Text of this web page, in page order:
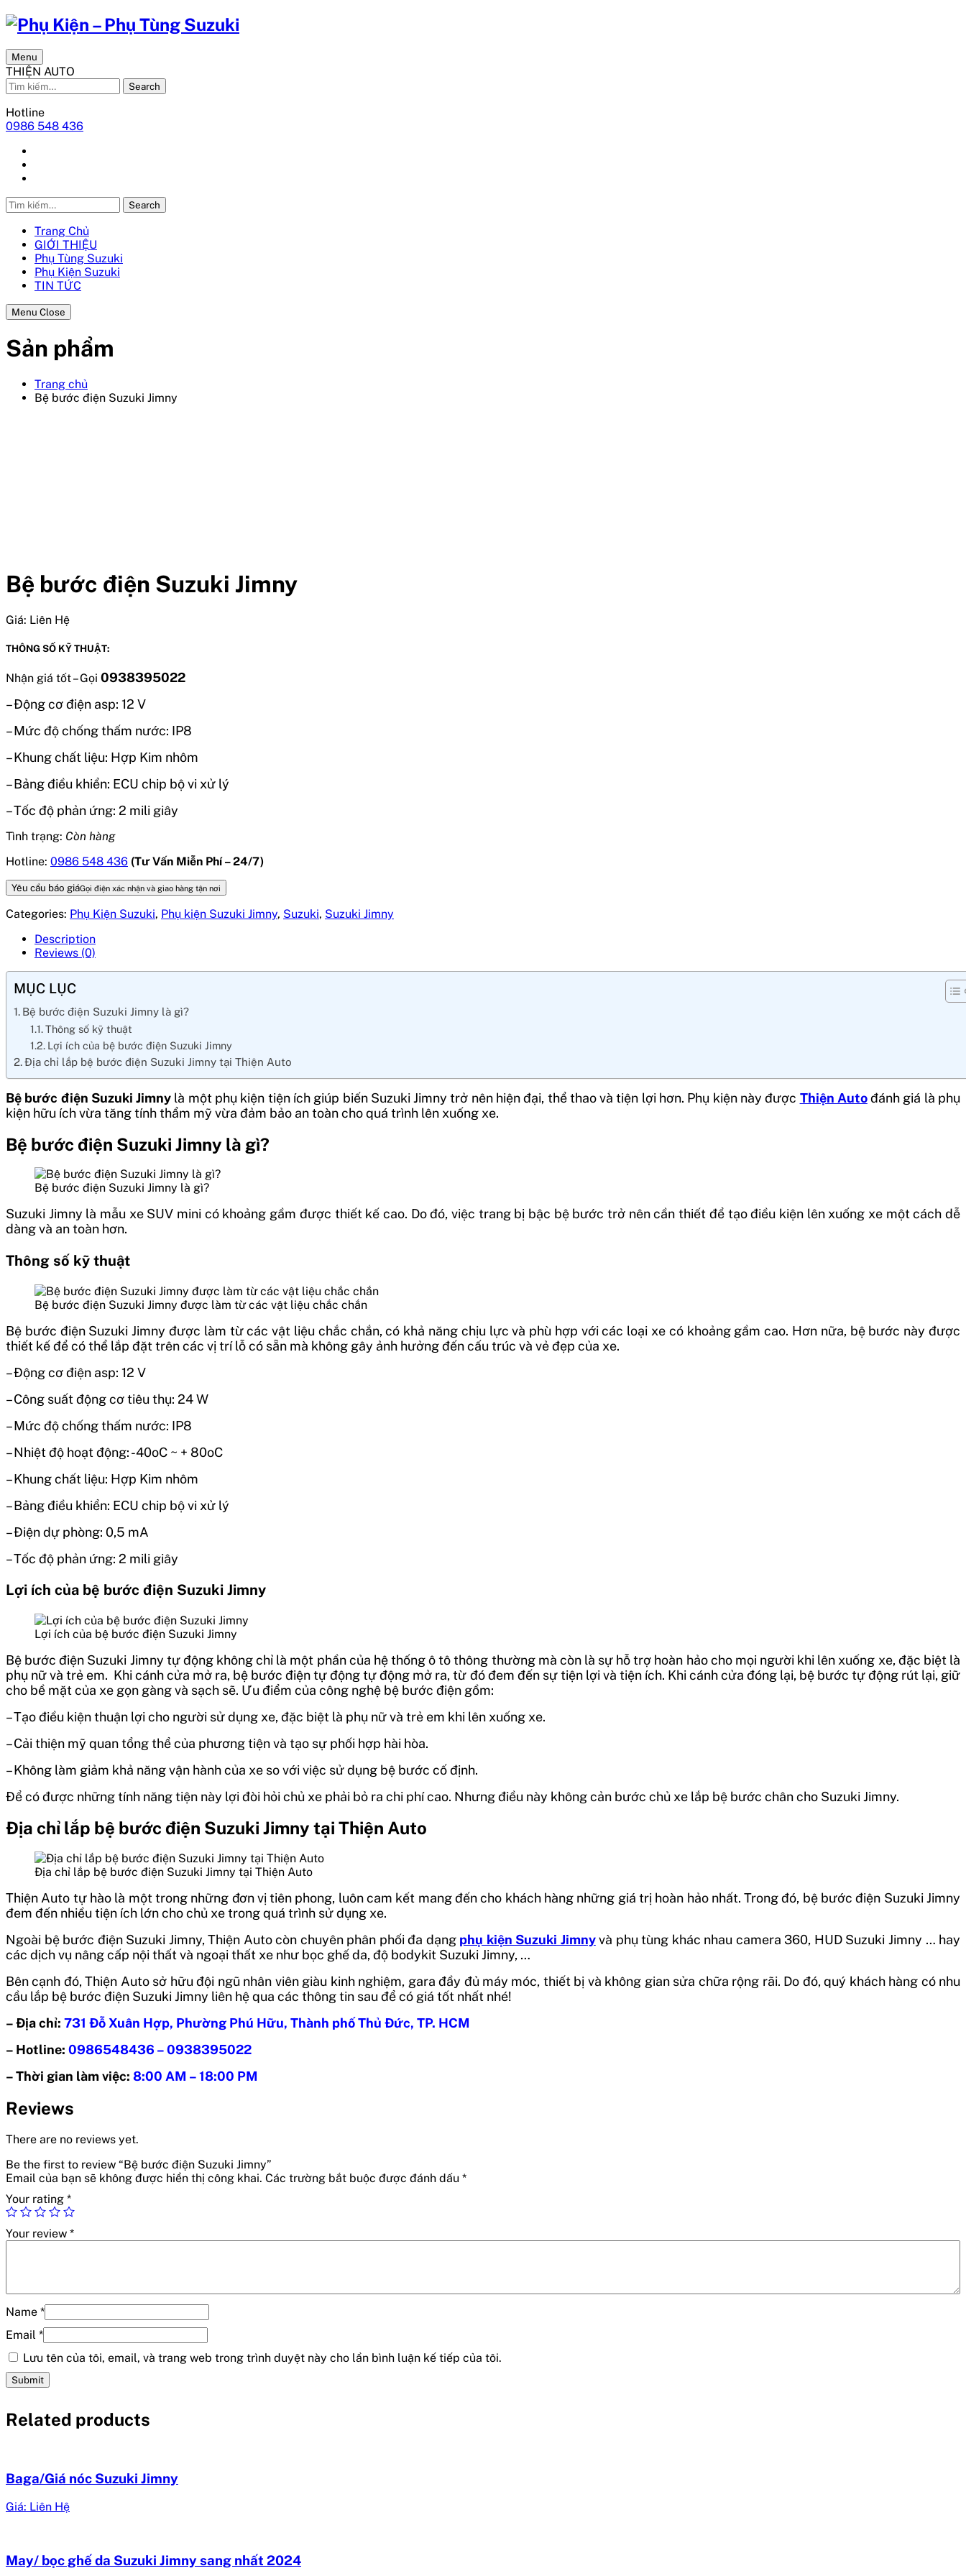
Menu
THIỆN AUTO
Search
Hotline
0986 548 436
Search
Trang Chủ
GIỚI THIỆU
Phụ Tùng Suzuki
Phụ Kiện Suzuki
TIN TỨC
Menu Close
Sản phẩm
Trang chủ
Bệ bước điện Suzuki Jimny
Bệ bước điện Suzuki Jimny
Giá: Liên Hệ
THÔNG SỐ KỸ THUẬT:
Nhận giá tốt – Gọi 0938395022
– Động cơ điện asp: 12 V
– Mức độ chống thấm nước: IP8
– Khung chất liệu: Hợp Kim nhôm
– Bảng điều khiển: ECU chip bộ vi xử lý
– Tốc độ phản ứng: 2 mili giây
Tình trạng: Còn hàng
Hotline: 0986 548 436 (Tư Vấn Miễn Phí – 24/7)
Yêu cầu báo giáGọi điện xác nhận và giao hàng tận nơi
Categories: Phụ Kiện Suzuki, Phụ kiện Suzuki Jimny, Suzuki, Suzuki Jimny
Description
Reviews (0)
MỤC LỤC
Bệ bước điện Suzuki Jimny là gì?
Thông số kỹ thuật
Lợi ích của bệ bước điện Suzuki Jimny
Địa chỉ lắp bệ bước điện Suzuki Jimny tại Thiện Auto
Bệ bước điện Suzuki Jimny là một phụ kiện tiện ích giúp biến Suzuki Jimny trở nên hiện đại, thể thao và tiện lợi hơn. Phụ kiện này được Thiện Autođánh giá là phụ
kiện hữu ích vừa tăng tính thẩm mỹ vừa đảm bảo an toàn cho quá trình lên xuống xe.
Bệ bước điện Suzuki Jimny là gì?
Bệ bước điện Suzuki Jimny là gì?
Suzuki Jimny là mẫu xe SUV mini có khoảng gầm được thiết kế cao. Do đó, việc trang bị bậc bệ bước trở nên cần thiết để tạo điều kiện lên xuống xe một cách dễ
dàng và an toàn hơn.
Thông số kỹ thuật
Bệ bước điện Suzuki Jimny được làm từ các vật liệu chắc chắn
Bệ bước điện Suzuki Jimny được làm từ các vật liệu chắc chắn, có khả năng chịu lực và phù hợp với các loại xe có khoảng gầm cao. Hơn nữa, bệ bước này được
thiết kế để có thể lắp đặt trên các vị trí lỗ có sẵn mà không gây ảnh hưởng đến cấu trúc và vẻ đẹp của xe.
– Động cơ điện asp: 12 V
– Công suất động cơ tiêu thụ: 24 W
– Mức độ chống thấm nước: IP8
– Nhiệt độ hoạt động: -40oC ~ + 80oC
– Khung chất liệu: Hợp Kim nhôm
– Bảng điều khiển: ECU chip bộ vi xử lý
– Điện dự phòng: 0,5 mA
– Tốc độ phản ứng: 2 mili giây
Lợi ích của bệ bước điện Suzuki Jimny
Lợi ích của bệ bước điện Suzuki Jimny
Bệ bước điện Suzuki Jimny tự động không chỉ là một phần của hệ thống ô tô thông thường mà còn là sự hỗ trợ hoàn hảo cho mọi người khi lên xuống xe, đặc biệt là
phụ nữ và trẻ em. Khi cánh cửa mở ra, bệ bước điện tự động tự động mở ra, từ đó đem đến sự tiện lợi và tiện ích. Khi cánh cửa đóng lại, bệ bước tự động rút lại, giữ
cho bề mặt của xe gọn gàng và sạch sẽ. Ưu điểm của công nghệ bệ bước điện gồm:
– Tạo điều kiện thuận lợi cho người sử dụng xe, đặc biệt là phụ nữ và trẻ em khi lên xuống xe.
– Cải thiện mỹ quan tổng thể của phương tiện và tạo sự phối hợp hài hòa.
– Không làm giảm khả năng vận hành của xe so với việc sử dụng bệ bước cố định.
Để có được những tính năng tiện này lợi đòi hỏi chủ xe phải bỏ ra chi phí cao. Nhưng điều này không cản bước chủ xe lắp bệ bước chân cho Suzuki Jimny.
Địa chỉ lắp bệ bước điện Suzuki Jimny tại Thiện Auto
Địa chỉ lắp bệ bước điện Suzuki Jimny tại Thiện Auto
Thiện Auto tự hào là một trong những đơn vị tiên phong, luôn cam kết mang đến cho khách hàng những giá trị hoàn hảo nhất. Trong đó, bệ bước điện Suzuki Jimny
đem đến nhiều tiện ích lớn cho chủ xe trong quá trình sử dụng xe.
Ngoài bệ bước điện Suzuki Jimny, Thiện Auto còn chuyên phân phối đa dạng phụ kiện Suzuki Jimnyvà phụ tùng khác nhau camera 360, HUD Suzuki Jimny … hay
các dịch vụ nâng cấp nội thất và ngoại thất xe như bọc ghế da, độ bodykit Suzuki Jimny, …
Bên cạnh đó, Thiện Auto sở hữu đội ngũ nhân viên giàu kinh nghiệm, gara đầy đủ máy móc, thiết bị và không gian sửa chữa rộng rãi. Do đó, quý khách hàng có nhu
cầu lắp bệ bước điện Suzuki Jimny liên hệ qua các thông tin sau để có giá tốt nhất nhé!
– Địa chỉ: 731 Đỗ Xuân Hợp, Phường Phú Hữu, Thành phố Thủ Đức, TP. HCM
– Hotline: 0986548436 – 0938395022
– Thời gian làm việc: 8:00 AM – 18:00 PM
Reviews
There are no reviews yet.
Be the first to review “Bệ bước điện Suzuki Jimny”
Email của bạn sẽ không được hiển thị công khai. Các trường bắt buộc được đánh dấu *
Your rating *
Your review *
Name *
Email *
Lưu tên của tôi, email, và trang web trong trình duyệt này cho lần bình luận kế tiếp của tôi.
Related products
Baga/Giá nóc Suzuki Jimny
Giá: Liên Hệ
May/ bọc ghế da Suzuki Jimny sang nhất 2024